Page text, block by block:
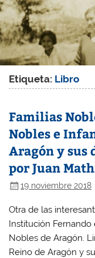
Etiqueta: Libro
Familias
Nobles e
Aragón y sus
por Juan
19 noviembre 2018
Otra de las
Institución Fernando
Nobles de Aragón.
Reino de Aragón y